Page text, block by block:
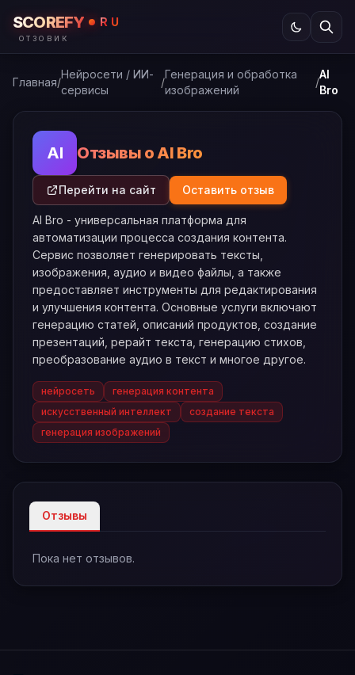
SCOREFY RU
ОТЗОВИК
Главная/
Нейросети / ИИ-
сервисы
/
Генерация и обработка
изображений
/
AI
Bro
AI Отзывы о AI Bro
Перейти на сайт Оставить отзыв
AI Bro - универсальная платформа для
автоматизации процесса создания контента.
Сервис позволяет генерировать тексты,
изображения, аудио и видео файлы, а также
предоставляет инструменты для редактирования
и улучшения контента. Основные услуги включают
генерацию статей, описаний продуктов, создание
презентаций, рерайт текста, генерацию стихов,
преобразование аудио в текст и многое другое.
нейросеть
генерация контента
искусственный интеллект
создание текста
генерация изображений
Отзывы
Пока нет отзывов.